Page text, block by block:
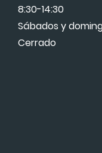
8:30-14:30
Sábados y
Cerrado